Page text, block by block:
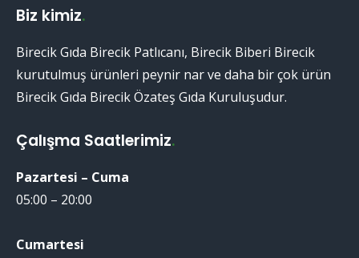
Biz kimiz.
Birecik Gıda Birecik Patlıcanı, Birecik Biberi Birecik
kurutulmuş ürünleri peynir nar ve daha bir çok ürün
Birecik Gıda Birecik Özateş Gıda Kuruluşudur.
Çalışma Saatlerimiz.
Pazartesi – Cuma
05:00 – 20:00
Cumartesi